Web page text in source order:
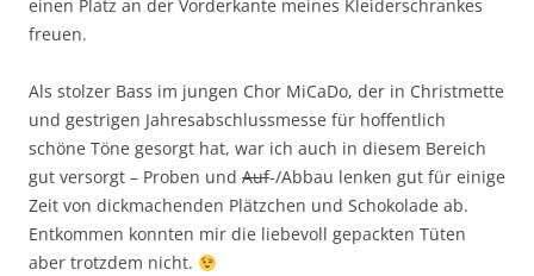
einen Platz an der Vorderkante meines Kleiderschrankes
freuen.
Als stolzer Bass im jungen Chor MiCaDo, der in Christmette
und gestrigen Jahresabschlussmesse für hoffentlich
schöne Töne gesorgt hat, war ich auch in diesem Bereich
gut versorgt – Proben und Auf-/Abbau lenken gut für einige
Zeit von dickmachenden Plätzchen und Schokolade ab.
Entkommen konnten mir die liebevoll gepackten Tüten
aber trotzdem nicht.